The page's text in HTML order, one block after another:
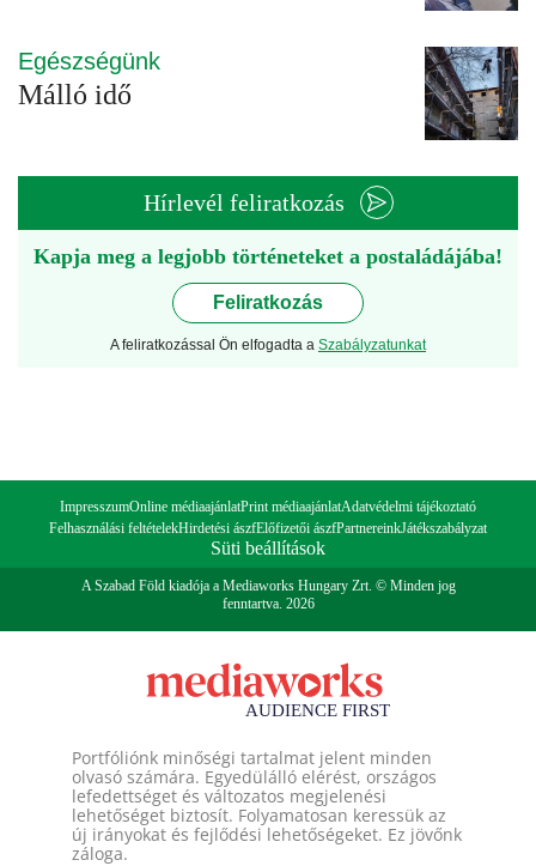
Egészségünk
Málló idő
Hírlevél feliratkozás
Kapja meg a legjobb történeteket a postaládájába!
Feliratkozás
A feliratkozással Ön elfogadta a Szabályzatunkat
ImpresszumOnline médiaajánlatPrint médiaajánlatAdatvédelmi tájékoztató
Felhasználási feltételekHirdetési ászfElőfizetői ászfPartnereinkJátékszabályzat
Süti beállítások
A Szabad Föld kiadója a Mediaworks Hungary Zrt. © Minden jog
fenntartva. 2026
Portfóliónk minőségi tartalmat jelent minden
olvasó számára. Egyedülálló elérést, országos
lefedettséget és változatos megjelenési
lehetőséget biztosít. Folyamatosan keressük az
új irányokat és fejlődési lehetőségeket. Ez jövőnk
záloga.